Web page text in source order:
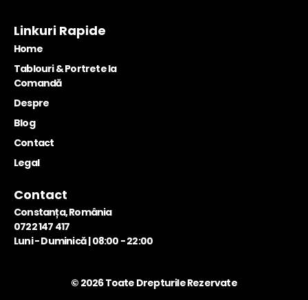
Linkuri Rapide
Home
Tablouri & Portrete la
Comandă
Despre
Blog
Contact
Legal
Contact
Constanța, România
0722 147 417
Luni - Duminică | 08:00 - 22:00
© 2026 Toate Drepturile Rezervate